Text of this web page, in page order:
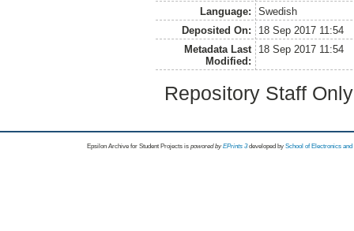
Language:
Swedish
Deposited On:
18 Sep 2017 11:54
Metadata Last
Modified:
18 Sep 2017 11:54
Repository Staff
Epsilon Archive for Student Projects is powored byEPrints 3 developed by School of Electronics